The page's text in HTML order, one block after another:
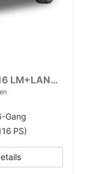
LIFE NEUES MODELL+PDC+ACC+16 LM+LANE ASSIST
Gang
PS)